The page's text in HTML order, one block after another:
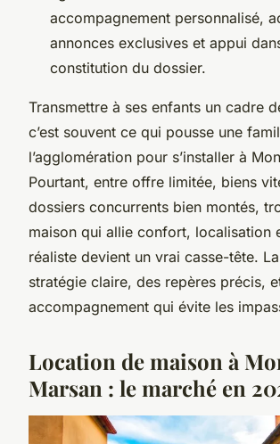
accompagnement personnalisé,
annonces exclusives et appui
constitution du dossier.
Transmettre à ses enfants un cadre
c’est souvent ce qui pousse une
l’agglomération pour s’installer à
Pourtant, entre offre limitée, biens
dossiers concurrents bien montés,
maison qui allie confort, localisation
réaliste devient un vrai casse-tête.
stratégie claire, des repères précis,
accompagnement qui évite les
Location de maison à
Marsan : le marché en